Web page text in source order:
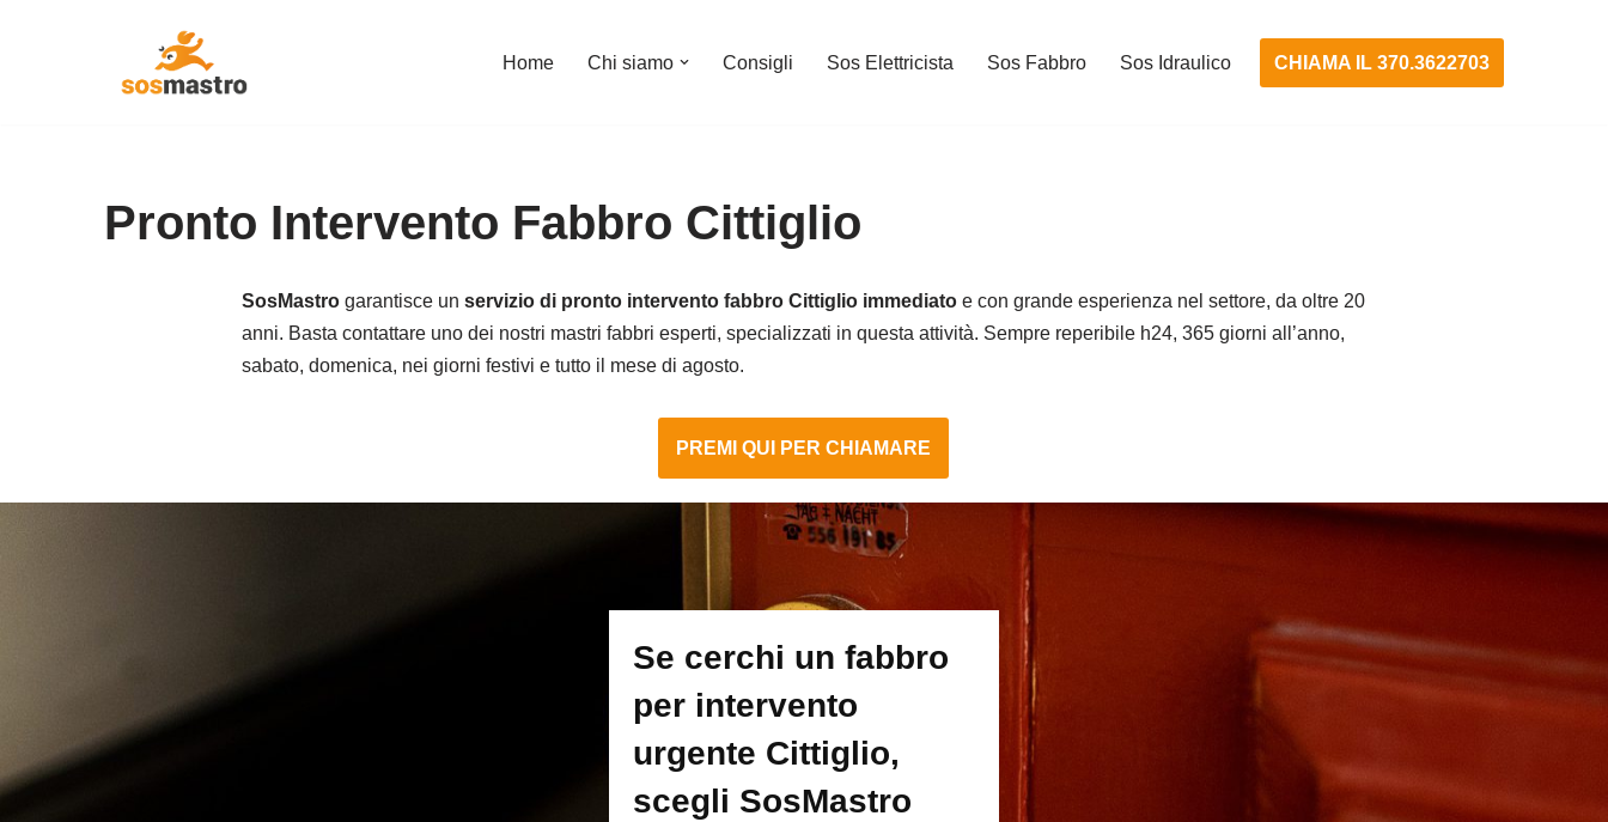
Home Chi siamo Consigli Sos Elettricista Sos Fabbro Sos Idraulico CHIAMA IL 370.3622703
Pronto Intervento Fabbro Cittiglio
SosMastrogarantisce un servizio di pronto intervento fabbro Cittiglio immediatoe con grande esperienza nel settore, da oltre 20
anni. Basta contattare uno dei nostri mastri fabbri esperti, specializzati in questa attività. Sempre reperibile h24, 365 giorni all’anno,
sabato, domenica, nei giorni festivi e tutto il mese di agosto.
PREMI QUI PER CHIAMARE
Se cerchi un fabbro
per intervento
urgente Cittiglio,
scegli SosMastro